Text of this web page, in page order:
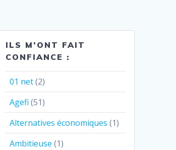
ILS M’ONT FAIT
CONFIANCE :
01 net(2)
Agefi (51)
Alternatives économiques (1)
Ambitieuse (1)